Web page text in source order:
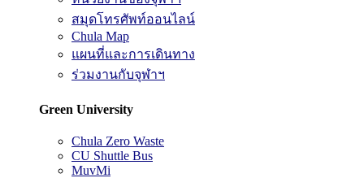
สมุดโทรศัพท์ออนไลน์
Chula Map
แผนที่และการเดินทาง
ร่วมงานกับจุฬาฯ
Green University
Chula Zero Waste
CU Shuttle Bus
MuvMi